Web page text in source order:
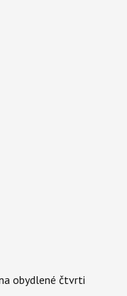
obydlené čtvrti